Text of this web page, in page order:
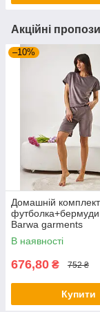
Акційні
–10%
Домашній комплект
Barwa garments
В наявності
676,80 ₴ 752 ₴
Купити